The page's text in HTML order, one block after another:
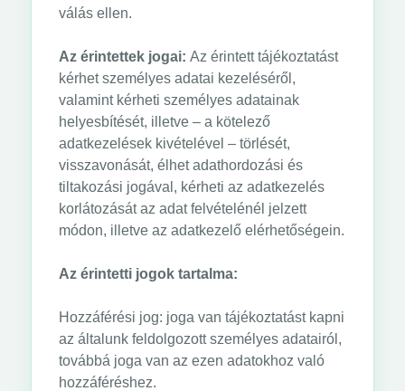
válás ellen.
Az érintettek jogai: Az érintett tájékoztatást
kérhet személyes adatai kezeléséről,
valamint kérheti személyes adatainak
helyesbítését, illetve – a kötelező
adatkezelések kivételével – törlését,
visszavonását, élhet adathordozási és
tiltakozási jogával, kérheti az adatkezelés
korlátozását az adat felvételénél jelzett
módon, illetve az adatkezelő elérhetőségein.
Az érintetti jogok tartalma:
Hozzáférési jog: joga van tájékoztatást kapni
az általunk feldolgozott személyes adatairól,
továbbá joga van az ezen adatokhoz való
hozzáféréshez.